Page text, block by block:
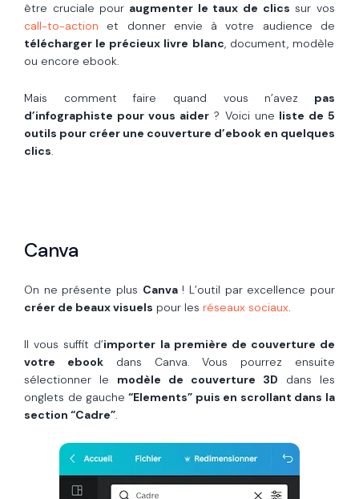
être cruciale pour augmenter le taux de clics sur vos
call-to-action et donner envie à votre audience de
télécharger le précieux livre blanc, document, modèle
ou encore ebook.
Mais comment faire quand vous n’avez pas
d’infographiste pour vous aider ? Voici une liste de 5
outils pour créer une couverture d’ebook en quelques
clics.
Canva
On ne présente plus Canva! L’outil par excellence pour
créer de beaux visuels pour les réseaux sociaux.
Il vous suffit d’importer la première de couverture de
votre ebookdans Canva. Vous pourrez ensuite
sélectionner le modèle de couverture 3D dans les
onglets de gauche “Elements” puis en scrollant dans la
section “Cadre”.